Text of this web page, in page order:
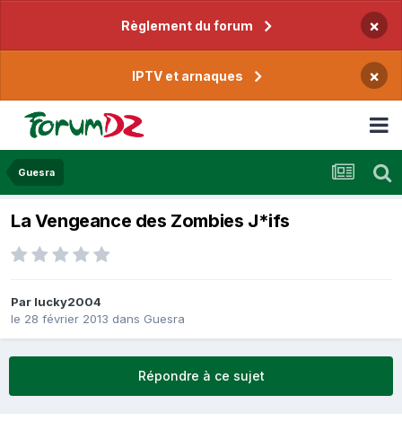
Règlement du forum ×
IPTV et arnaques ×
Guesra
La Vengeance des Zombies J*ifs
Par lucky2004
le 28 février 2013 dans Guesra
Répondre à ce sujet